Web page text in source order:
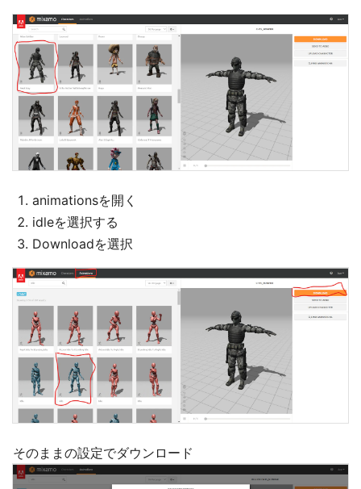
animationsを開く
idleを選択する
Downloadを選択
そのままの設定でダウンロード